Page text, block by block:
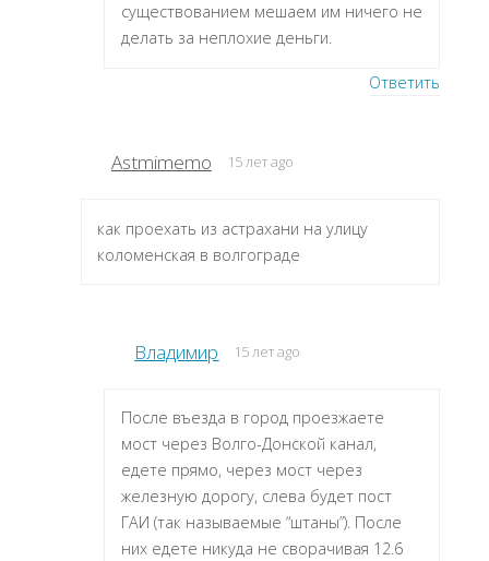
существованием мешаем им ничего не
делать за неплохие деньги.
Ответить
Astmimemo 15 лет ago
как проехать из астрахани на улицу
коломенская в волгограде
Владимир 15 лет ago
После въезда в город проезжаете
мост через Волго-Донской канал,
едете прямо, через мост через
железную дорогу, слева будет пост
ГАИ (так называемые “штаны”). После
них едете никуда не сворачивая 12.6